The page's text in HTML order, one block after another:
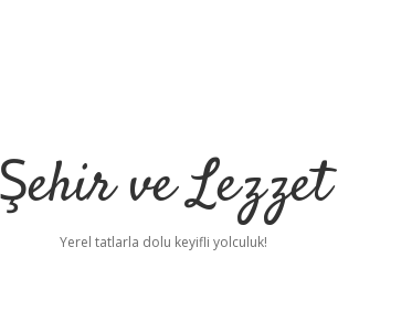
Şehir ve Lezzet
Yerel tatlarla dolu keyifli yolculuk!